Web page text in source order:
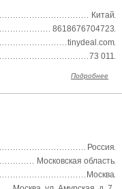
Китай
8618676704723
tinydeal.com
73 011
Подробнее
Россия
Московская область
Москва